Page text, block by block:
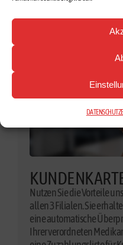
Nutzen Sie die Vorteile
allen 3 Filialen. Sie
eine automatische
Ihrer verordneten